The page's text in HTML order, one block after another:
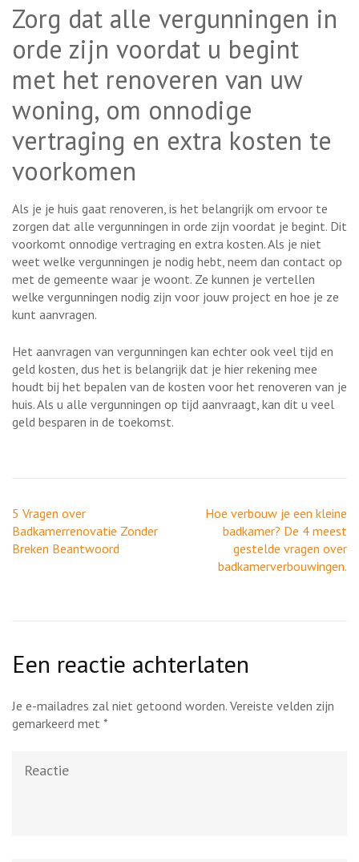
Zorg dat alle vergunningen in
orde zijn voordat u begint
met het renoveren van uw
woning, om onnodige
vertraging en extra kosten te
voorkomen
Als je je huis gaat renoveren, is het belangrijk om ervoor te
zorgen dat alle vergunningen in orde zijn voordat je begint. Dit
voorkomt onnodige vertraging en extra kosten. Als je niet
weet welke vergunningen je nodig hebt, neem dan contact op
met de gemeente waar je woont. Ze kunnen je vertellen
welke vergunningen nodig zijn voor jouw project en hoe je ze
kunt aanvragen.
Het aanvragen van vergunningen kan echter ook veel tijd en
geld kosten, dus het is belangrijk dat je hier rekening mee
houdt bij het bepalen van de kosten voor het renoveren van je
huis. Als u alle vergunningen op tijd aanvraagt, kan dit u veel
geld besparen in de toekomst.
Berichtnavigatie
5 Vragen over
Badkamerrenovatie Zonder
Breken Beantwoord
Hoe verbouw je een kleine
badkamer? De 4 meest
gestelde vragen over
badkamerverbouwingen.
Een reactie achterlaten
Je e-mailadres zal niet getoond worden. Vereiste velden zijn
gemarkeerd met *